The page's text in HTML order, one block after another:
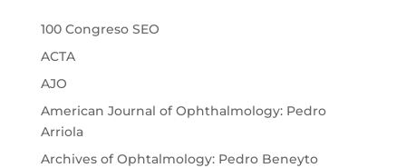
100 Congreso SEO
ACTA
AJO
American Journal of Ophthalmology: Pedro
Arriola
Archives of Ophtalmology: Pedro Beneyto